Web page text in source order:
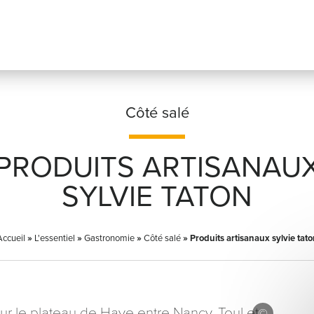
Côté salé
SYLVIE TATON
» L'essentiel »Gastronomie»Côté salé»Produits artisanaux sylvie
Prénom*
Adresse email*